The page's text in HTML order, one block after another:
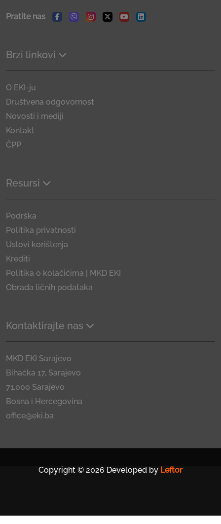
Pratite nas
Facebook
ViberInstagram
TwitterYoutubeLinkedin
Brzi linkovi
O EKI-ju
Društvena odgovornost
Novosti i mediji
Kontakt
ČPP
Resursi
Podrška
Politika privatnosti
Uslovi korištenja
Krediti
Politika o kolačićima | MKD EKI
Obrada ličnih podataka
Kontaktirajte nas
MKD EKI Sarajevo
Bihaćka 17, Sarajevo
71.000 Sarajevo
Bosna i Hercegovina
office@eki.ba
Copyright © 2026 Developed by Leftor